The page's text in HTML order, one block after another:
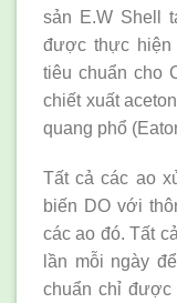
sản E.W Shell
được thực hiện
tiêu chuẩn cho
chiết xuất
quang phổ
Tất cả các ao
biến DO với
các ao đó. Tất
lần mỗi ngày
chuẩn chỉ được